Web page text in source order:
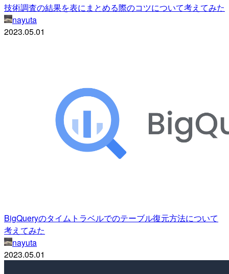
技術調査の結果を表にまとめる際のコツについて考えてみた
nayuta
2023.05.01
BigQueryのタイムトラベルでのテーブル復元方法について
考えてみた
nayuta
2023.05.01